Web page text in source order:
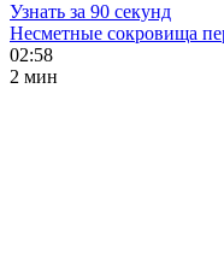
Узнать за 90 секунд
Несметные сокровища
02:58
2 мин